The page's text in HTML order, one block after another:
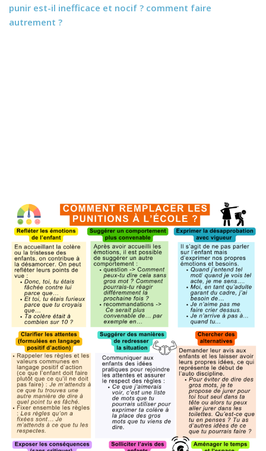
punir est-il inefficace et nocif ? comment faire
autrement ?